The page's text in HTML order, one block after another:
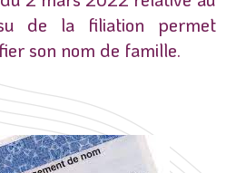
de la filiation permet
son nom de famille.